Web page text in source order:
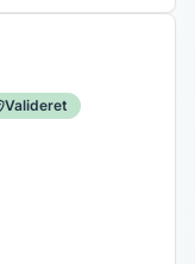
Valideret